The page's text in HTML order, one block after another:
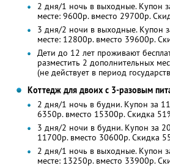
2 дня/1 ночь в выходные. Купон
месте: 9600р. вместо 29700р.
3 дня/2 ночи в выходные. Купон
месте: 12800р. вместо 39600р.
Дети до 12 лет проживают
разместить 2 дополнительных
(не действует в период
Коттедж для двоих с 3-разовым
2 дня/1 ночь в будни. Купон за
6350р. вместо 15300р. Скидка
3 дня/2 ночи в будни. Купон за
11700р. вместо 30600р. Скидка
2 дня/1 ночь в выходные. Купон
месте: 13250р. вместо 33900р.